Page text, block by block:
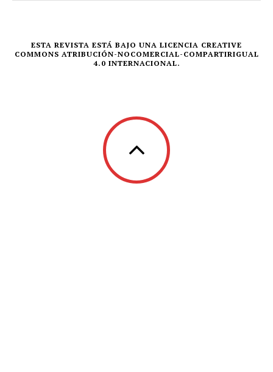
ESTA REVISTA ESTÁ BAJO UNA LICENCIA CREATIVE
COMMONS ATRIBUCIÓN-NOCOMERCIAL-COMPARTIRIGUAL
4.0 INTERNACIONAL.